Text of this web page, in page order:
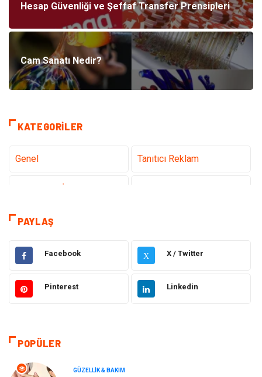
Hesap Güvenliği ve Şeffaf Transfer Prensipleri
Cam Sanatı Nedir?
KATEGORILER
Genel Tanıtıcı Reklam
Eğitim & Kariyer
Gündem Hukuk
Moda Sağlıklı Yaşam
Bilgisayar & Yazılım
Makine
PAYLAŞ
Facebook X X / Twitter
Pinterest Linkedin
POPÜLER
GÜZELLIK & BAKIM